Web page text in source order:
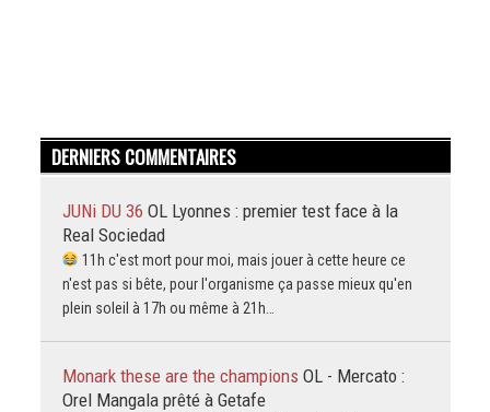
DERNIERS COMMENTAIRES
JUNi DU 36 OL Lyonnes : premier test face à la
Real Sociedad
11h c'est mort pour moi, mais jouer à cette heure ce
n'est pas si bête, pour l'organisme ça passe mieux qu'en
plein soleil à 17h ou même à 21h…
Monark these are the champions OL - Mercato :
Orel Mangala prêté à Getafe